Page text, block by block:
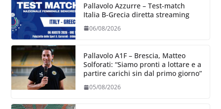
Pallavolo Azzurre – Test-match
Italia B-Grecia diretta streaming
06/08/2026
Pallavolo A1F – Brescia, Matteo
Solforati: “Siamo pronti a lottare e a
partire carichi sin dal primo giorno”
05/08/2026